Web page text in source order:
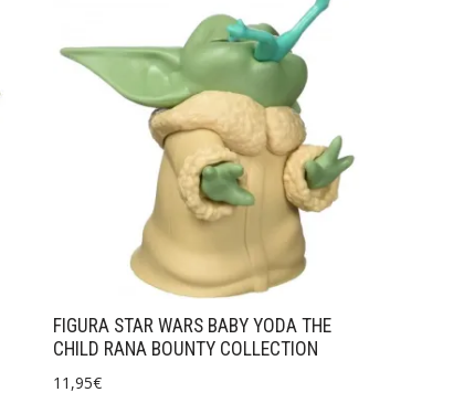
FIGURA STAR WARS BABY YODA THE
CHILD RANA BOUNTY COLLECTION
11,95€